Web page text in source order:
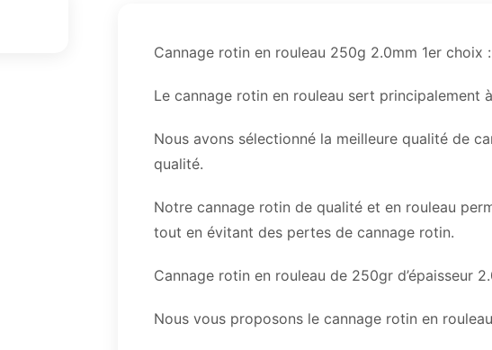
Cannage rotin en rouleau 250g 2.0mm 1er choix :
Le cannage rotin en rouleau sert principalement
Nous avons sélectionné la meilleure qualité de
qualité.
Notre cannage rotin de qualité et en rouleau
tout en évitant des pertes de cannage rotin.
Cannage rotin en rouleau de 250gr d’épaisseur
Nous vous proposons le cannage rotin en